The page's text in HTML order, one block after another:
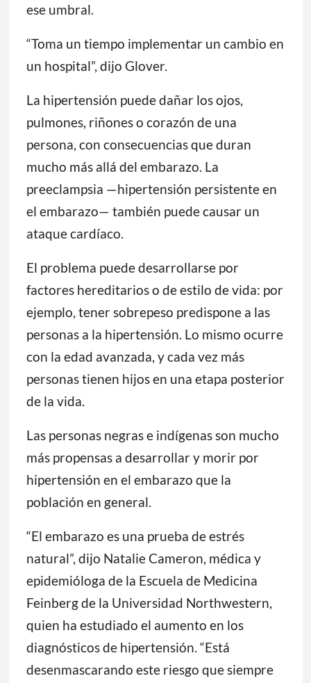
ese umbral.
“Toma un tiempo implementar un cambio en
un hospital”, dijo Glover.
La hipertensión puede dañar los ojos,
pulmones, riñones o corazón de una
persona, con consecuencias que duran
mucho más allá del embarazo. La
preeclampsia —hipertensión persistente en
el embarazo— también puede causar un
ataque cardíaco.
El problema puede desarrollarse por
factores hereditarios o de estilo de vida: por
ejemplo, tener sobrepeso predispone a las
personas a la hipertensión. Lo mismo ocurre
con la edad avanzada, y cada vez más
personas tienen hijos en una etapa posterior
de la vida.
Las personas negras e indígenas son mucho
más propensas a desarrollar y morir por
hipertensión en el embarazo que la
población en general.
“El embarazo es una prueba de estrés
natural”, dijo Natalie Cameron, médica y
epidemióloga de la Escuela de Medicina
Feinberg de la Universidad Northwestern,
quien ha estudiado el aumento en los
diagnósticos de hipertensión. “Está
desenmascarando este riesgo que siempre